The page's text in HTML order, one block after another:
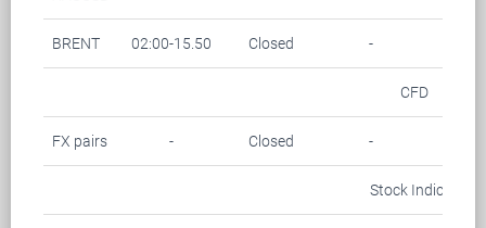
BRENT 02:00-15.50 Closed -
CFD
FX pairs - Closed -
Stock Indices